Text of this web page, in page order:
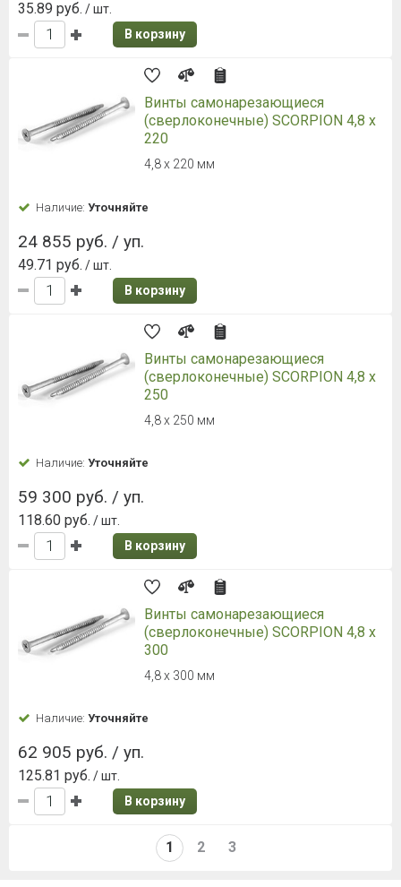
35.89 руб. / шт.
В корзину
Винты самонарезающиеся
(сверлоконечные) SCORPION 4,8 x
220
4,8 x 220 мм
Наличие: Уточняйте
24 855 руб. / уп.
49.71 руб. / шт.
В корзину
Винты самонарезающиеся
(сверлоконечные) SCORPION 4,8 x
250
4,8 x 250 мм
Наличие: Уточняйте
59 300 руб. / уп.
118.60 руб. / шт.
В корзину
Винты самонарезающиеся
(сверлоконечные) SCORPION 4,8 x
300
4,8 x 300 мм
Наличие: Уточняйте
62 905 руб. / уп.
125.81 руб. / шт.
В корзину
1 2 3